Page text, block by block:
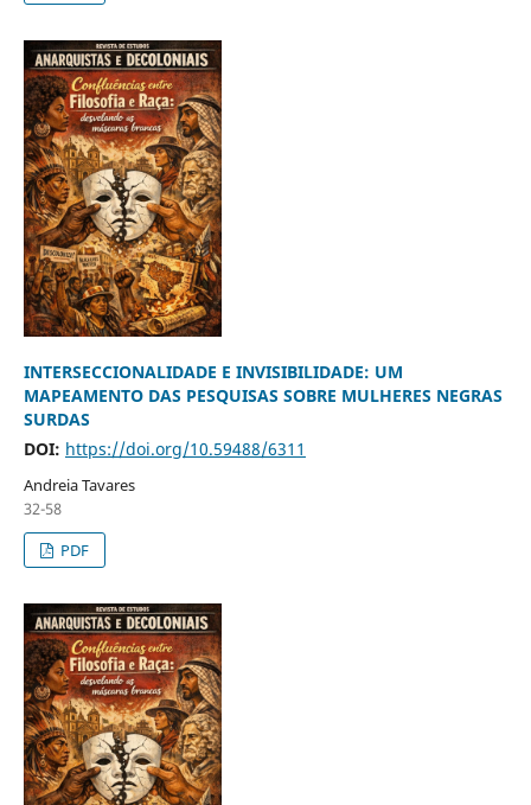
INTERSECCIONALIDADE E INVISIBILIDADE: UM
MAPEAMENTO DAS PESQUISAS SOBRE MULHERES NEGRAS
SURDAS
DOI: https://doi.org/10.59488/6311
Andreia Tavares
32-58
PDF